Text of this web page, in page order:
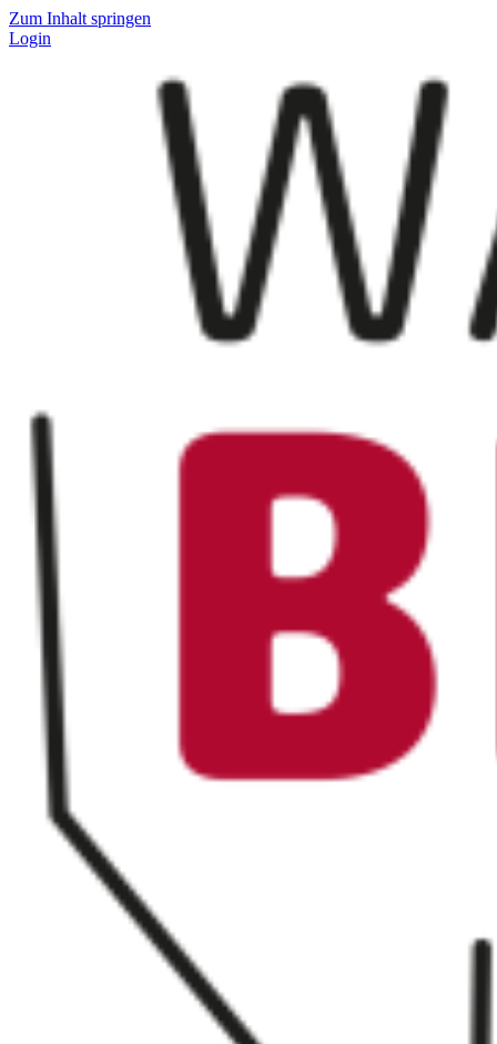
Zum Inhalt springen
Login